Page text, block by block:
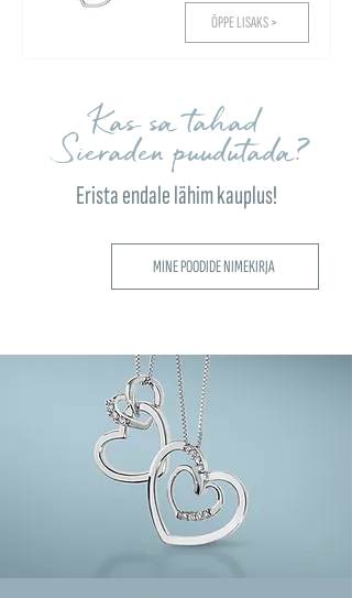
ÕPPE LISAKS >
Kas sa tahad
Sieraden puudutada?
Erista endale lähim kauplus!
MINE POODIDE NIMEKIRJA